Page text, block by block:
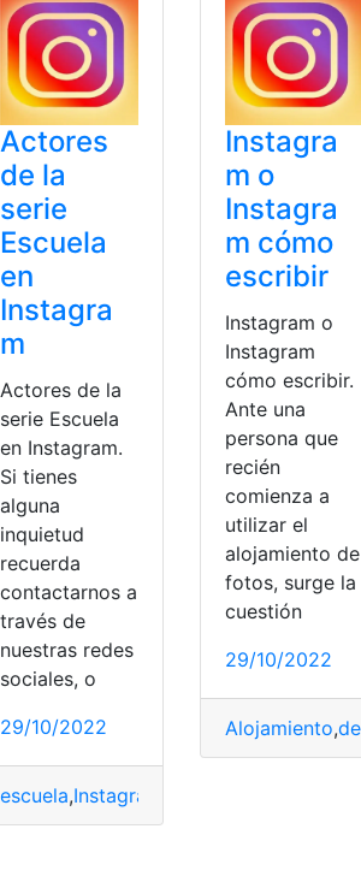
,Instagram,Participantes
Actores
de la
serie
Escuela
en
Instagra
m
Actores de la
serie Escuela
en Instagram.
Si tienes
alguna
inquietud
recuerda
contactarnos a
través de
nuestras redes
sociales, o
29/10/2022
escuela,Instagram
Instagra
m o
Instagra
m cómo
escribir
Instagram o
Instagram
cómo escribir.
Ante una
persona que
recién
comienza a
utilizar el
alojamiento de
fotos, surge la
cuestión
29/10/2022
Alojamiento,